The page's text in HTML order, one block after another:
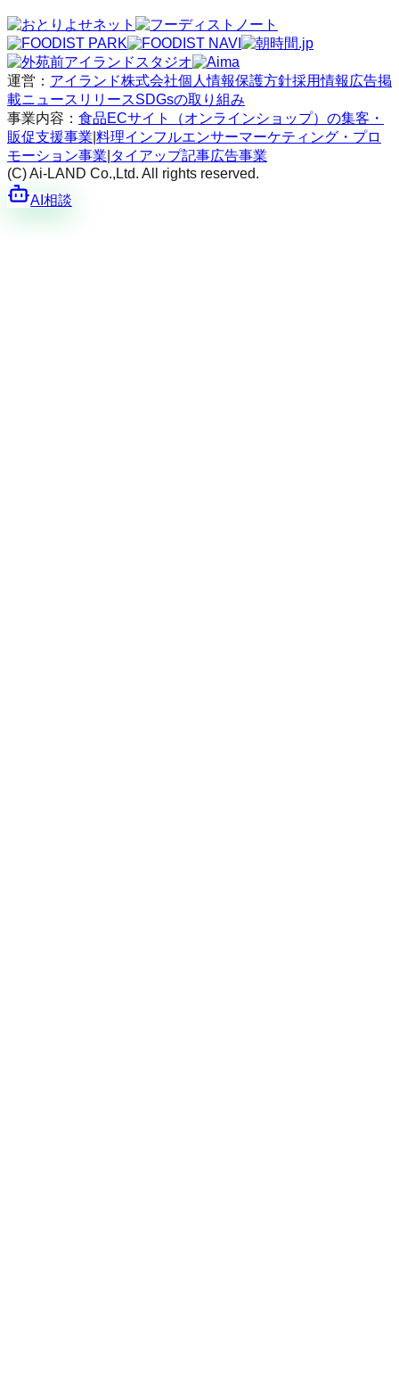
運営： アイランド株式会社個人情報保護方針採用情報 広告掲
載ニュースリリースSDGsの取り組み
事業内容： 食品ECサイト（オンラインショップ）の集客・
販促支援事業 料理インフルエンサーマーケティング・プロ
モーション事業 タイアップ記事広告事業
(C) Ai-LAND Co.,Ltd. All rights reserved.
AI相談